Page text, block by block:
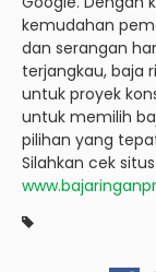
kemudahan
dan serangan
terjangkau, baja
untuk proyek
untuk memilih
pilihan yang
Silahkan cek